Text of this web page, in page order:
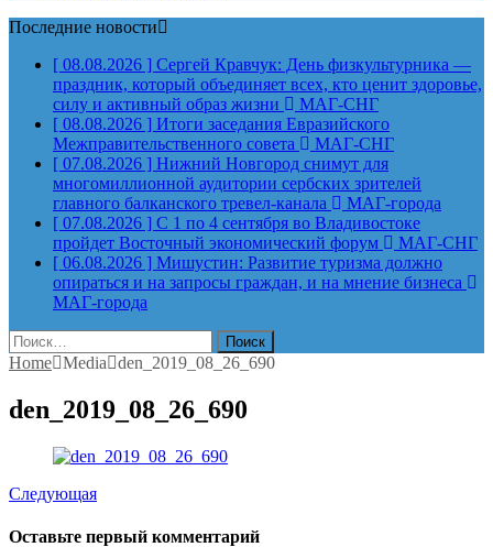
Последние новости
[ 08.08.2026 ] Сергей Кравчук: День физкультурника —
праздник, который объединяет всех, кто ценит здоровье,
силу и активный образ жизни
МАГ-СНГ
[ 08.08.2026 ] Итоги заседания Евразийского
Межправительственного совета
МАГ-СНГ
[ 07.08.2026 ] Нижний Новгород снимут для
многомиллионной аудитории сербских зрителей
главного балканского тревел-канала
МАГ-города
[ 07.08.2026 ] С 1 по 4 сентября во Владивостоке
пройдет Восточный экономический форум
МАГ-СНГ
[ 06.08.2026 ] Мишустин: Развитие туризма должно
опираться и на запросы граждан, и на мнение бизнеса
МАГ-города
Найти:
Home Media den_2019_08_26_690
den_2019_08_26_690
Следующая
Оставьте первый комментарий